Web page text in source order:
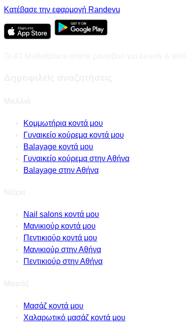
Κατέβασε την εφαρμογή Randevu
Κομμωτήρια κοντά μου
Γυναικείο κούρεμα κοντά μου
Balayage κοντά μου
Γυναικείο κούρεμα στην Αθήνα
Balayage στην Αθήνα
Nail salons κοντά μου
Μανικιούρ κοντά μου
Πεντικιούρ κοντά μου
Μανικιούρ στην Αθήνα
Πεντικιούρ στην Αθήνα
Μασάζ κοντά μου
Χαλαρωτικό μασάζ κοντά μου